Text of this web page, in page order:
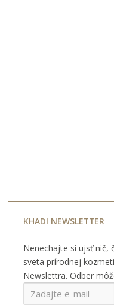
KHADI NEWSLETTER
Nenechajte si ujsť nič,
sveta prírodnej
Newslettra. Odber